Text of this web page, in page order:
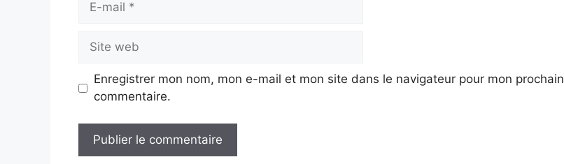
Site
web
Enregistrer mon nom, mon e-mail et mon site dans le navigateur pour mon prochain
commentaire.